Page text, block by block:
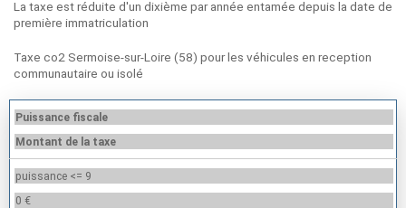
La taxe est réduite d'un dixième par année entamée depuis la date de
première immatriculation
Taxe co2 Sermoise-sur-Loire (58) pour les véhicules en reception
communautaire ou isolé
Puissance fiscale
Montant de la taxe
puissance <= 9
0 €